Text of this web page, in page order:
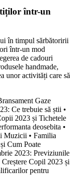
într-un
în timpul sărbătoririi
într-un mod
de cadouri
handmade,
unor activități care să
Gaze
Ce trebuie să știi •
2023 și Tichetele
deosebita •
Muzicii • Familia
Cum Poate
2023: Previziunile
Copil 2023 și
pentru